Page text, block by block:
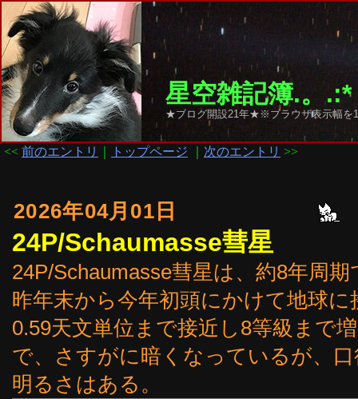
星空雑記簿.。
★ブログ開設21年★※ブラウザ表示幅を
<< 前のエントリ トップページ 次のエントリ >>
2026年04月01日
24P/Schaumasse彗星
24P/Schaumasse彗星は、約8年周
昨年末から今年初頭にかけて地球
0.59天文単位まで接近し8等級まで
で、さすがに暗くなっているが、
明るさはある。